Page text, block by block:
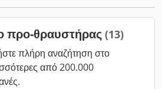
προ-θραυστήρας (13)
πλήρη αναζήτηση στο
από 200.000